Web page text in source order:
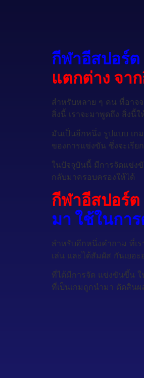
กีฬาอีสปอร์
แตกต่าง จา
สำหรับหลาย ๆ คน ที่อาจจ
สิ่งนี้ เราจะมาพูดถึง สิ่ง
มันเป็นอีกหนึ่ง รูปแบบ เก
ของการแข่งขัน ซึ่งจะเรี
ในปัจจุบันนี้ มีการจัดแข่ง
กลับมาครอบครองให้ได้
กีฬาอีสปอร์ต
มา ใช้ในกา
สำหรับอีกหนึ่งคำถาม ที่เ
เล่น และได้สัมผัส กันเย
ที่ได้มีการจัด แข่งขันขึ้น ใ
ที่เป็นเกมถูกนำมา ตัดสิน